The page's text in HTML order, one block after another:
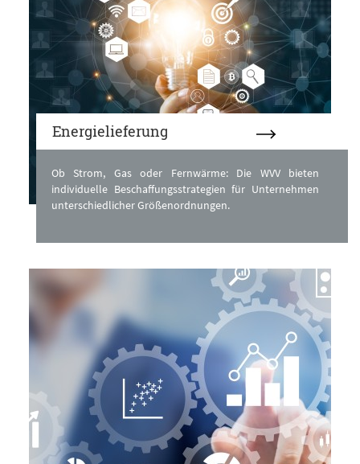
Energielieferung
Ob Strom, Gas oder Fernwärme: Die WVV bieten
individuelle Beschaffungsstrategien für Unternehmen
unterschiedlicher Größenordnungen.